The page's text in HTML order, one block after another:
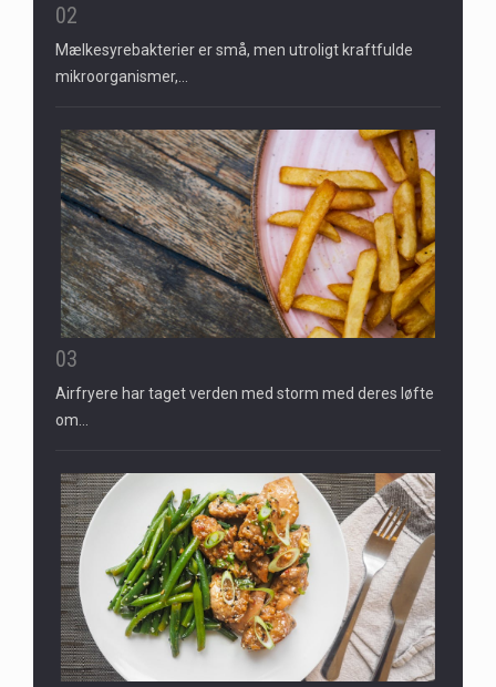
02
Mælkesyrebakterier er små, men utroligt kraftfulde
mikroorganismer,…
03
Airfryere har taget verden med storm med deres løfte
om…